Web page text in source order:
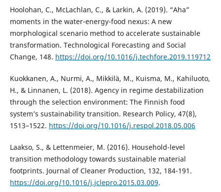
Hoolohan, C., McLachlan, C., & Larkin, A. (2019). “Aha”
moments in the water-energy-food nexus: A new
morphological scenario method to accelerate sustainable
transformation. Technological Forecasting and Social
Change, 148. https://doi.org/10.1016/j.techfore.2019.119712
Kuokkanen, A., Nurmi, A., Mikkilä, M., Kuisma, M., Kahiluoto,
H., & Linnanen, L. (2018). Agency in regime destabilization
through the selection environment: The Finnish food
system’s sustainability transition. Research Policy, 47(8),
1513–1522. https://doi.org/10.1016/j.respol.2018.05.006
Laakso, S., & Lettenmeier, M. (2016). Household-level
transition methodology towards sustainable material
footprints. Journal of Cleaner Production, 132, 184-191.
https://doi.org/10.1016/j.jclepro.2015.03.009.